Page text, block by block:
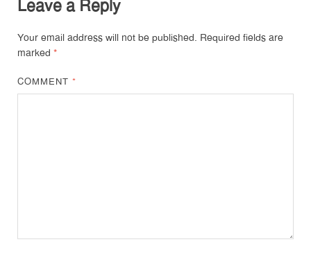
Leave a Reply
Your email address will not be published. Required fields are
marked *
COMMENT*